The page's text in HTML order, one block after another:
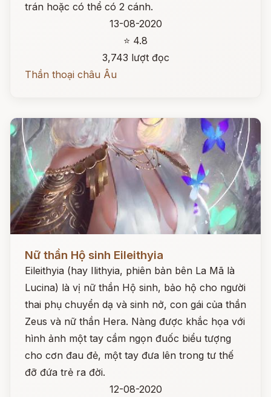
trán hoặc có thể có 2 cánh.
13-08-2020
⭐ 4.8
3,743 lượt đọc
Thần thoại châu Âu
Nữ thần Hộ sinh Eileithyia
Eileithyia (hay Ilithyia, phiên bản bên La Mã là
Lucina) là vị nữ thần Hộ sinh, bảo hộ cho người
thai phụ chuyển dạ và sinh nở, con gái của thần
Zeus và nữ thần Hera. Nàng được khắc họa với
hình ảnh một tay cầm ngọn đuốc biểu tượng
cho cơn đau đẻ, một tay đưa lên trong tư thế
đỡ đứa trẻ ra đời.
12-08-2020